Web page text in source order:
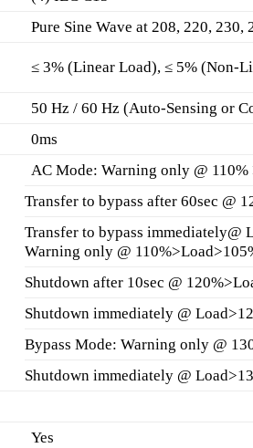
Pure Sine Wave at 208, 220,
≤ 3% (Linear Load), ≤ 5% (Non-
50 Hz / 60 Hz (Auto-Sensing or
0ms
AC Mode: Warning only @ 110%
Transfer to bypass after 60sec @
Transfer to bypass immediately@
Warning only @
Shutdown after 10sec @
Shutdown immediately @
Bypass Mode: Warning only @
Shutdown immediately @
Yes